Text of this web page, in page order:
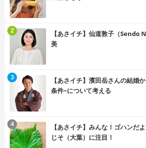
【あさイチ】仙道敦子（Sendo
美
2
【あさイチ】濱田岳さんの結婚
条件~について考える
3
【あさイチ】みんな！ゴハンだ
じそ（大葉）に注目！
4